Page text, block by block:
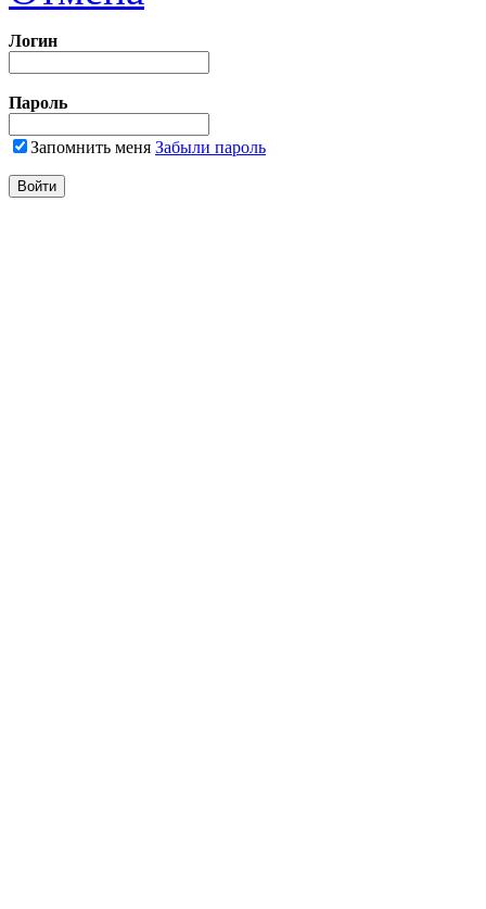
Логин
Пароль
Запомнить меня Забыли пароль